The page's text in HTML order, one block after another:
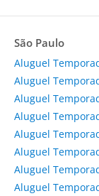
São Paulo
Aluguel
Aluguel
Aluguel
Aluguel
Aluguel
Aluguel
Aluguel
Aluguel